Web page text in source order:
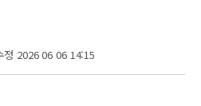
정 2026 06 06 14:15